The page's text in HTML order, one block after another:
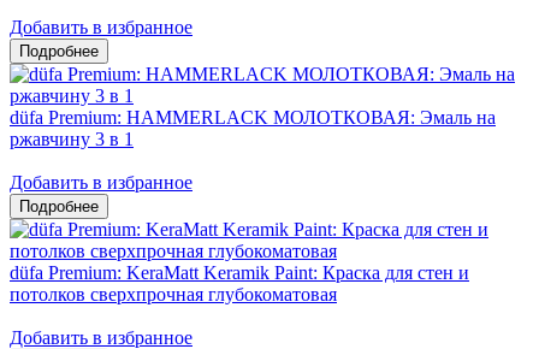
Добавить в избранное
düfa Premium: HAMMERLACK МОЛОТКОВАЯ: Эмаль на
ржавчину 3 в 1
Добавить в избранное
düfa Premium: KeraMatt Keramik Paint: Краска для стен и
потолков сверхпрочная глубокоматовая
Добавить в избранное